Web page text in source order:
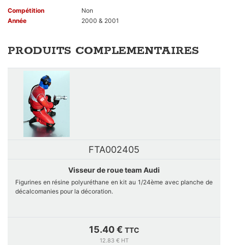
Compétition
Non
Année
2000 & 2001
PRODUITS COMPLEMENTAIRES
FTA002405
Visseur de roue team Audi
Figurines en résine polyuréthane en kit au 1/24ème avec planche de
décalcomanies pour la décoration.
15.40 € TTC
12.83 € HT